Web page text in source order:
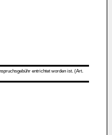
entrichtet worden ist. (Art.